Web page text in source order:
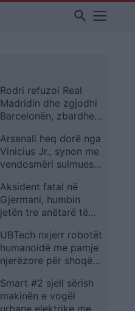
search
Rodri refuzoi Real
Madridin dhe zgjodhi
Barcelonën, zbardhen
Arsenali heq dorë nga
Vinicius Jr., synon me
vendosmëri sulmuesin
Aksident fatal në
Gjermani, humbin
jetën tre anëtarë të
Ferizaji që po
ktheheshin nga
Kosova
UBTech nxjerr robotët
humanoidë me pamje
njerëzore për shoqëri
Smart #2 sjell sërish
makinën e vogël
urbane elektrike me